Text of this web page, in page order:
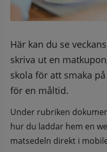
Här kan du se
skriva ut en
skola för att smaka
för en måltid.
Under rubriken
hur du laddar hem en
matsedeln direkt i